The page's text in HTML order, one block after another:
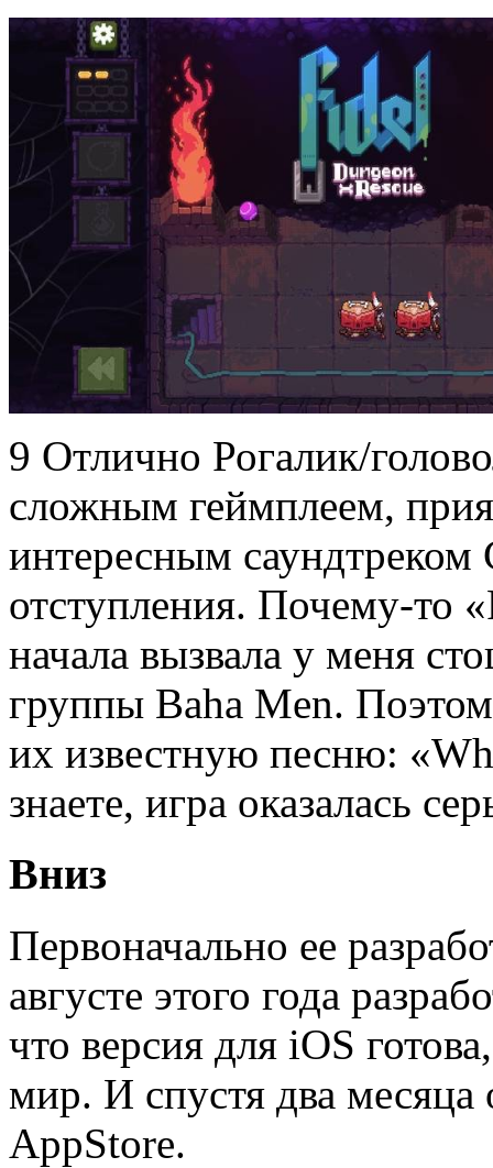
9 Отлично Рогалик/
сложным геймплеем,
интересным саундтреком
отступления. Почему-то
начала вызвала у меня
группы Baha Men.
их известную песню:
знаете, игра оказалась
Вниз
Первоначально ее
августе этого года
что версия для iOS
мир. И спустя два месяца
AppStore.